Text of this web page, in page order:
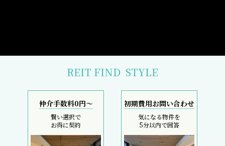
REIT FIND STYLE
仲介手数料0円～
賢い選択で
お得に契約
初期費用お問い合わせ
気になる物件を
5分以内で回答